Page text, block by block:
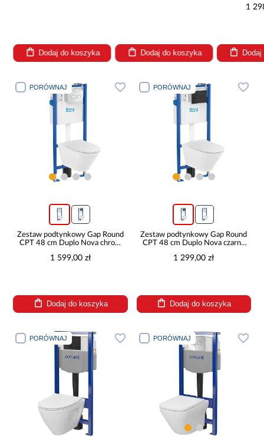
Dodaj do koszyka Dodaj do koszyka
1
PORÓWNAJ
Zestaw podtynkowy Gap Round
CPT 48 cm Duplo Nova chrom
1 599,00 zł
Dodaj do koszyka
PORÓWNAJ
Zestaw podtynkowy Gap Round
CPT 48 cm Duplo Nova czarny
1 299,00 zł
Dodaj do koszyka
PORÓWNAJ PORÓWNAJ